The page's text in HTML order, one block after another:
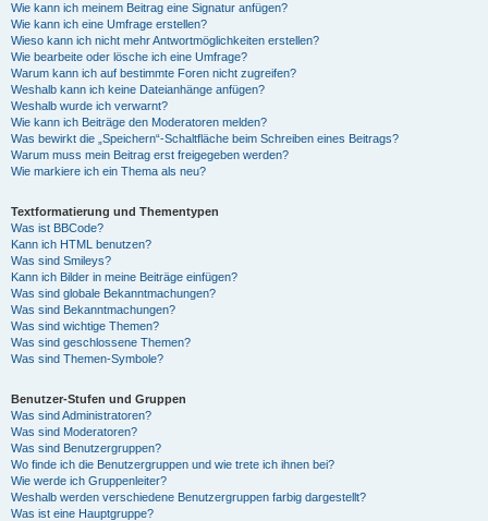
Wie kann ich meinem Beitrag eine Signatur anfügen?
Wie kann ich eine Umfrage erstellen?
Wieso kann ich nicht mehr Antwortmöglichkeiten erstellen?
Wie bearbeite oder lösche ich eine Umfrage?
Warum kann ich auf bestimmte Foren nicht zugreifen?
Weshalb kann ich keine Dateianhänge anfügen?
Weshalb wurde ich verwarnt?
Wie kann ich Beiträge den Moderatoren melden?
Was bewirkt die „Speichern“-Schaltfläche beim Schreiben eines Beitrags?
Warum muss mein Beitrag erst freigegeben werden?
Wie markiere ich ein Thema als neu?
Textformatierung und Thementypen
Was ist BBCode?
Kann ich HTML benutzen?
Was sind Smileys?
Kann ich Bilder in meine Beiträge einfügen?
Was sind globale Bekanntmachungen?
Was sind Bekanntmachungen?
Was sind wichtige Themen?
Was sind geschlossene Themen?
Was sind Themen-Symbole?
Benutzer-Stufen und Gruppen
Was sind Administratoren?
Was sind Moderatoren?
Was sind Benutzergruppen?
Wo finde ich die Benutzergruppen und wie trete ich ihnen bei?
Wie werde ich Gruppenleiter?
Weshalb werden verschiedene Benutzergruppen farbig dargestellt?
Was ist eine Hauptgruppe?